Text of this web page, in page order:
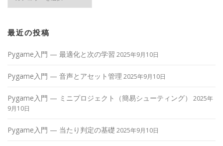
ー
最近の投稿
Pygame入門 — 最適化と次の学習 2025年9月10日
Pygame入門 — 音声とアセット管理 2025年9月10日
Pygame入門 — ミニプロジェクト（簡易シューティング）
2025年
9月10日
Pygame入門 — 当たり判定の基礎 2025年9月10日